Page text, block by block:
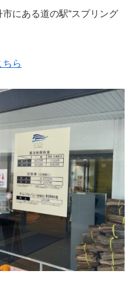
にある道の駅“スプリング
ら